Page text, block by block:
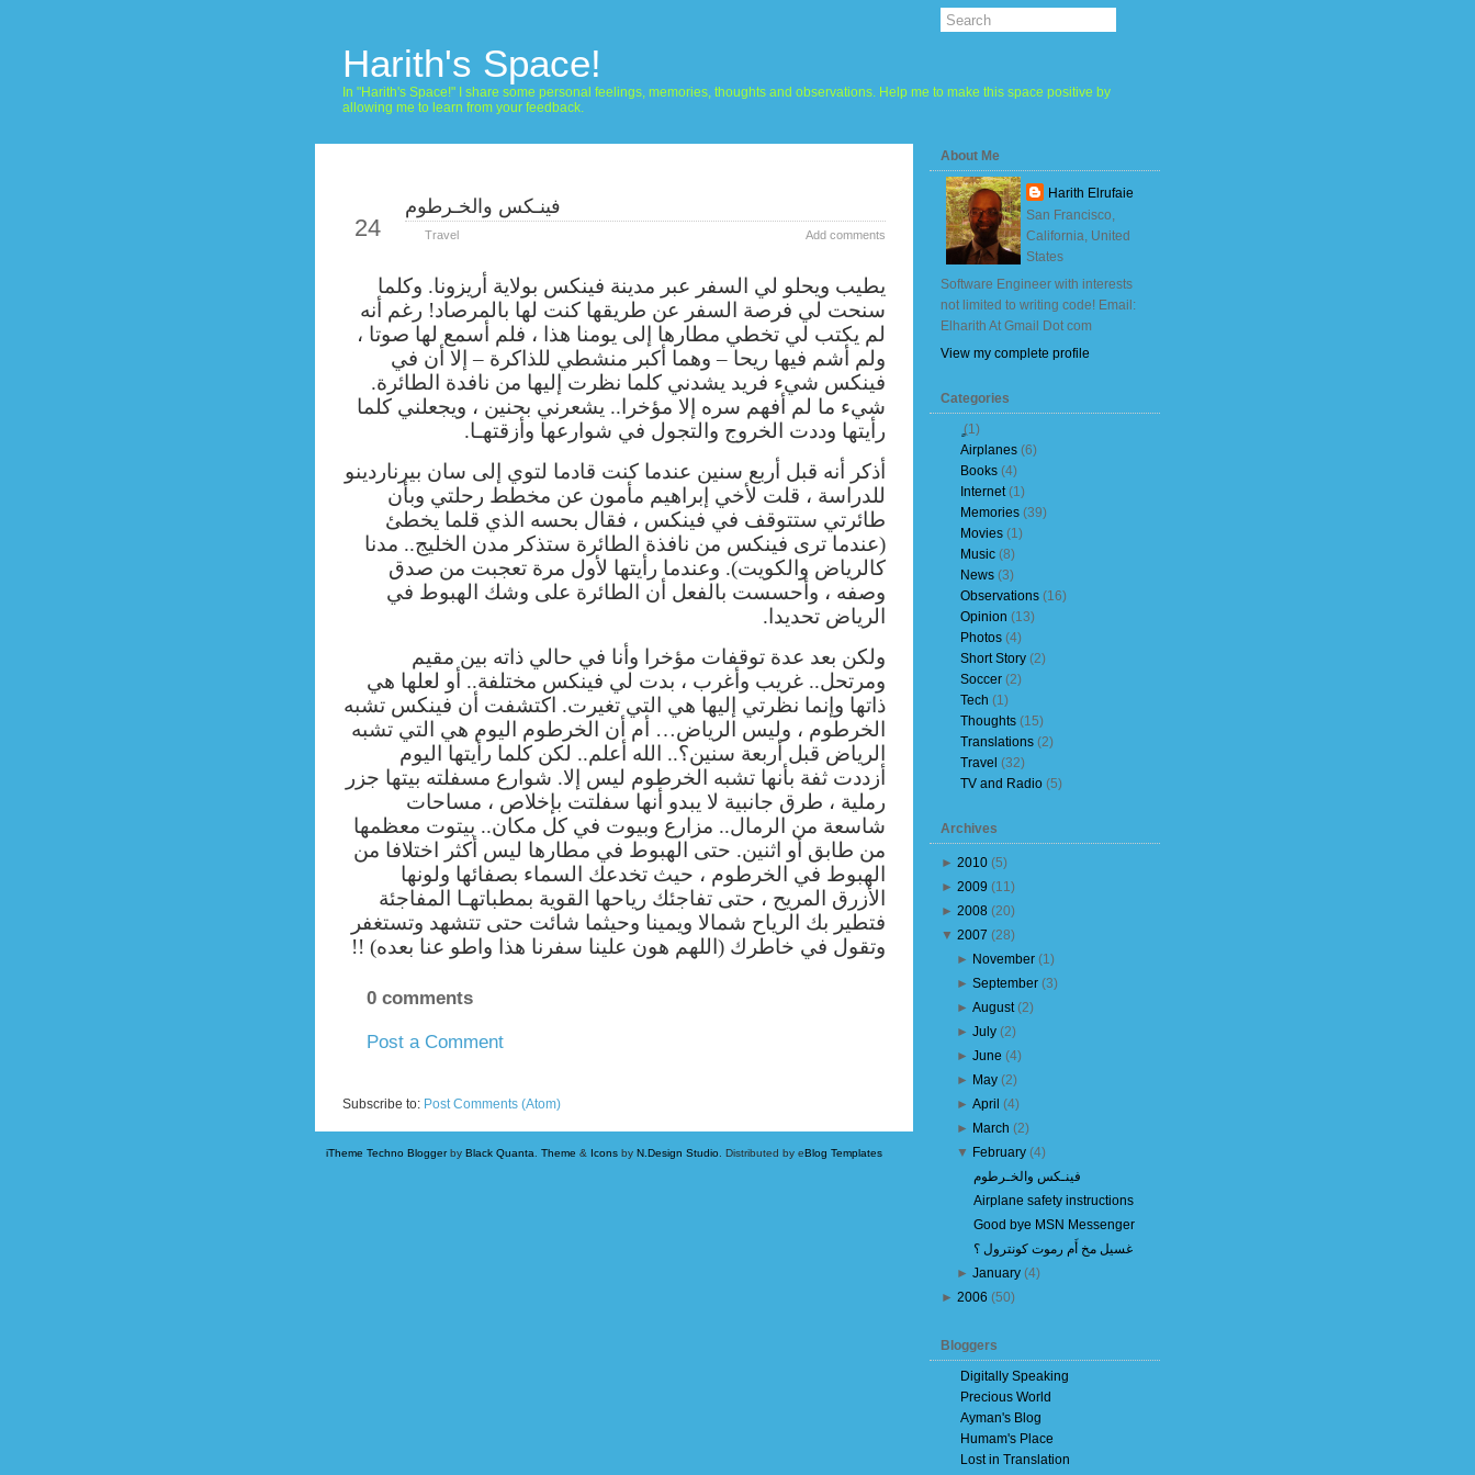
Harith's Space!
In "Harith's Space!" I share some personal feelings, memories, thoughts and observations. Help me to make this space positive by
allowing me to learn from your feedback.
24
فينـكس والخـرطوم
Travel Add comments
يطيب ويحلو لي السفر عبر مدينة فينكس بولاية أريزونا. وكلما
سنحت لي فرصة السفر عن طريقها كنت لها بالمرصاد! رغم أنه
لم يكتب لي تخطي مطارها إلى يومنا هذا ، فلم أسمع لها صوتا ،
ولم أشم فيها ريحا – وهما أكبر منشطي للذاكرة – إلا أن في
فينكس شيء فريد يشدني كلما نظرت إليها من نافدة الطائرة.
شيء ما لم أفهم سره إلا مؤخرا.. يشعرني بحنين ، ويجعلني كلما
رأيتها وددت الخروج والتجول في شوارعها وأزقتهـا.
أذكر أنه قبل أربع سنين عندما كنت قادما لتوي إلى سان بيرناردينو
للدراسة ، قلت لأخي إبراهيم مأمون عن مخطط رحلتي وبأن
طائرتي ستتوقف في فينكس ، فقال بحسه الذي قلما يخطئ
(عندما ترى فينكس من نافذة الطائرة ستذكر مدن الخليج.. مدنا
كالرياض والكويت). وعندما رأيتها لأول مرة تعجبت من صدق
وصفه ، وأحسست بالفعل أن الطائرة على وشك الهبوط في
الرياض تحديدا.
ولكن بعد عدة توقفات مؤخرا وأنا في حالي ذاته بين مقيم
ومرتحل.. غريب وأغرب ، بدت لي فينكس مختلفة.. أو لعلها هي
ذاتها وإنما نظرتي إليها هي التي تغيرت. اكتشفت أن فينكس تشبه
الخرطوم ، وليس الرياض… أم أن الخرطوم اليوم هي التي تشبه
الرياض قبل أربعة سنين؟.. الله أعلم.. لكن كلما رأيتها اليوم
أزددت ثفة بأنها تشبه الخرطوم ليس إلا. شوارع مسفلته بيتها جزر
رملية ، طرق جانبية لا يبدو أنها سفلتت بإخلاص ، مساحات
شاسعة من الرمال.. مزارع وبيوت في كل مكان.. بيتوت معظمها
من طابق أو اثنين. حتى
الهبوط في مطارها ليس أكثر اختلافا من
الهبوط في الخرطوم ، حيث تخدعك السماء بصفائها ولونها
الأزرق المريح ، حتى تفاجئك رياحها القوية بمطباتهـا المفاجئة
فتطير بك الرياح شمالا ويمينا وحيثما شائت حتى تتشهد وتستغفر
وتقول في خاطرك (اللهم هون علينا سفرنا هذا واطو عنا بعده) !!
0 comments
Post a Comment
Subscribe to: Post Comments (Atom)
iTheme Techno Bloggerby Black Quanta Theme & Icons by N.Design Studio . Distributed by eBlog Templates
About Me
Harith Elrufaie
San Francisco,
California, United
States
Software Engineer with interests
not limited to writing code! Email:
Elharith At Gmail Dot com
View my complete profile
Categories
(1)
Airplanes (6)
Books (4)
Internet(1)
Memories (39)
Movies (1)
Music (8)
News (3)
Observations (16)
Opinion (13)
Photos (4)
Short Story (2)
Soccer (2)
Tech (1)
Thoughts (15)
Translations (2)
Travel (32)
TV and Radio (5)
Archives
► 2010 (5)
► 2009 (11)
► 2008 (20)
▼ 2007 (28)
► November (1)
►September (3)
►August(2)
►July (2)
►June (4)
► May (2)
►April (4)
► March (2)
▼ February (4)
فينـكس والخـرطوم
Airplane safety instructions
Good bye MSN Messenger
غسيل مخ أَم رموت كونترول ؟
►January (4)
► 2006 (50)
Bloggers
Digitally Speaking
Precious World
Ayman's Blog
Humam's Place
Lost in Translation